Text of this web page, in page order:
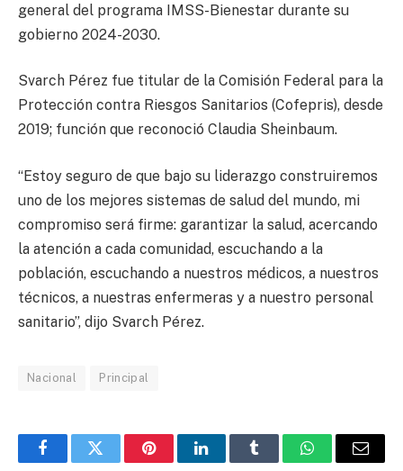
general del programa IMSS-Bienestar durante su
gobierno 2024-2030.
Svarch Pérez fue titular de la Comisión Federal para la
Protección contra Riesgos Sanitarios (Cofepris), desde
2019; función que reconoció Claudia Sheinbaum.
“Estoy seguro de que bajo su liderazgo construiremos
uno de los mejores sistemas de salud del mundo, mi
compromiso será firme: garantizar la salud, acercando
la atención a cada comunidad, escuchando a la
población, escuchando a nuestros médicos, a nuestros
técnicos, a nuestras enfermeras y a nuestro personal
sanitario”, dijo Svarch Pérez.
Nacional Principal
FacebookTwitter PinterestLinkedInTumblr WhatsAppEmail